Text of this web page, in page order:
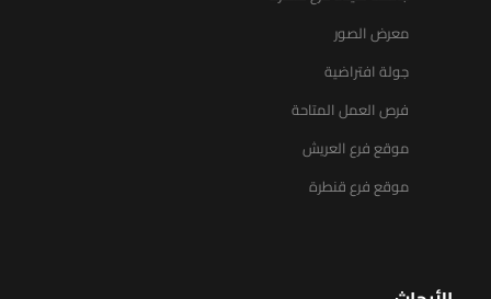
معرض الصور
جولة افتراضية
فرص العمل المتاحة
موقع فرع العريش
موقع فرع قنطرة